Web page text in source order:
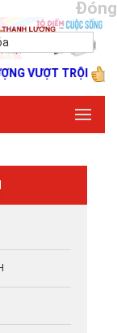
Đóng
VƯỢT TRỘI